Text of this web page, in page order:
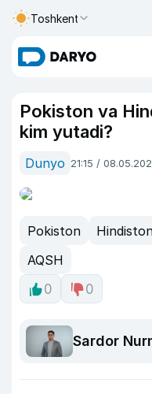
Toshkent
Pokiston va
kim yutadi?
Dunyo 21:15 /
Pokiston
AQSH
0
0
Sardor